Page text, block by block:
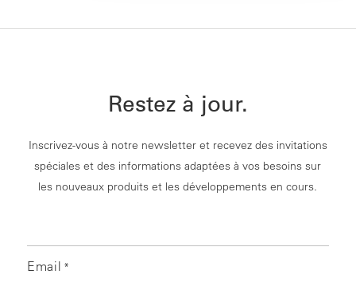
Restez à jour.
Inscrivez-vous à notre newsletter et recevez des invitations
spéciales et des informations adaptées à vos besoins sur
les nouveaux produits et les développements en cours.
Email *